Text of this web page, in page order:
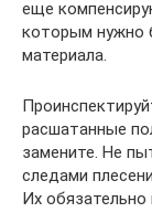
еще
которым нужно
материала.
расшатанные
замените. Не
следами
Их обязательно